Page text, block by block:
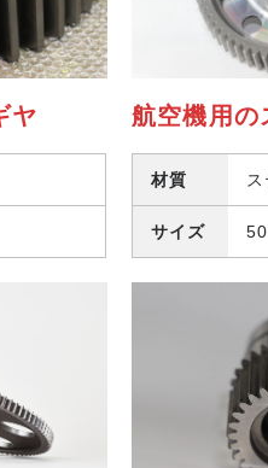
ヤ 航空機用の
材質
サイズ